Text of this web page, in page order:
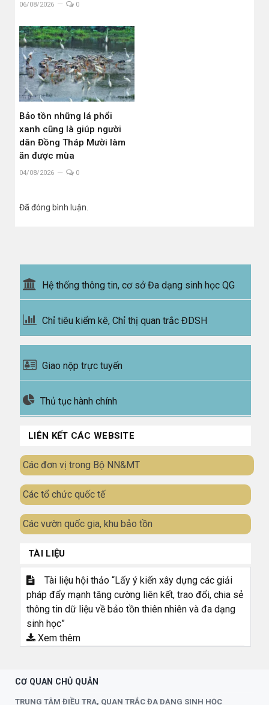
06/08/2026 0
Bảo tồn những lá phổi
xanh cũng là giúp người
dân Đồng Tháp Mười làm
ăn được mùa
04/08/2026 0
Đã đóng bình luận.
Hệ thống thông tin, cơ sở Đa dạng sinh học QG
Chỉ tiêu kiểm kê, Chỉ thị quan trắc ĐDSH
Giao nộp trực tuyến
Thủ tục hành chính
LIÊN KẾT CÁC WEBSITE
Các đơn vị trong Bộ NN&MT
Các tổ chức quốc tế
Các vườn quốc gia, khu bảo tồn
TÀI LIỆU
Tài liệu hội thảo “Lấy ý kiến xây dựng các giải
pháp đẩy mạnh tăng cường liên kết, trao đổi, chia sẻ
thông tin dữ liệu về bảo tồn thiên nhiên và đa dạng
sinh học”
Xem thêm
CƠ QUAN CHỦ QUẢN
TRUNG TÂM ĐIỀU TRA, QUAN TRẮC ĐA DẠNG SINH HỌC